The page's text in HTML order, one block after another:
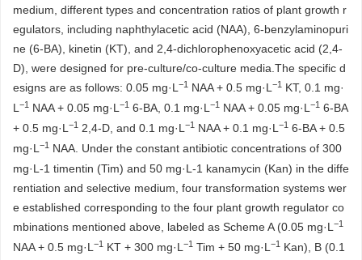
medium, different types and concentration ratios of plant growth r
egulators, including naphthylacetic acid (NAA), 6-benzylaminopuri
ne (6-BA), kinetin (KT), and 2,4-dichlorophenoxyacetic acid (2,4-
D), were designed for pre-culture/co-culture media.The specific d
esigns are as follows: 0.05 mg·L −1 NAA + 0.5 mg·L −1 KT, 0.1 mg·
L −1 NAA + 0.05 mg·L −1 6-BA, 0.1 mg·L −1 NAA + 0.05 mg·L −1 6-BA
+ 0.5 mg·L −1 2,4-D, and 0.1 mg·L −1 NAA + 0.1 mg·L −1 6-BA + 0.5
mg·L −1 NAA. Under the constant antibiotic concentrations of 300
mg·L-1 timentin (Tim) and 50 mg·L-1 kanamycin (Kan) in the diffe
rentiation and selective medium, four transformation systems wer
e established corresponding to the four plant growth regulator co
mbinations mentioned above, labeled as Scheme A (0.05 mg·L −1
NAA + 0.5 mg·L −1 KT + 300 mg·L −1 Tim + 50 mg·L −1 Kan), B (0.1